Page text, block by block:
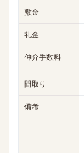
敷金
礼金
仲介手数料
間取り
備考